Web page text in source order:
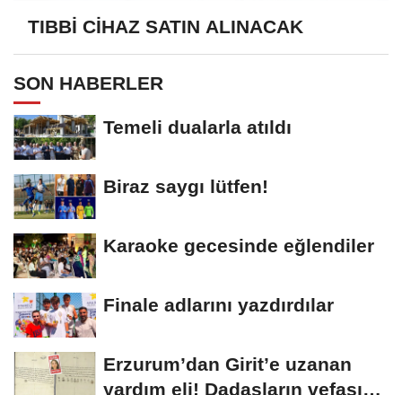
TIBBİ CİHAZ SATIN ALINACAK
SON HABERLER
Temeli dualarla atıldı
Biraz saygı lütfen!
Karaoke gecesinde eğlendiler
Finale adlarını yazdırdılar
Erzurum’dan Girit’e uzanan
yardım eli! Dadaşların vefası